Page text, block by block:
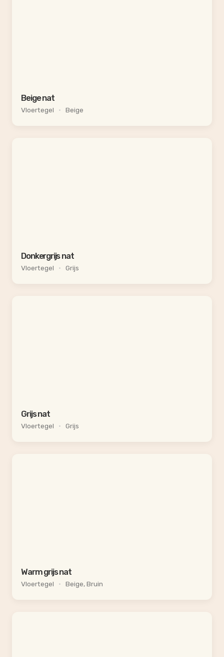
Beige nat
Vloertegel • Beige
Donkergrijs nat
Vloertegel • Grijs
Grijs nat
Vloertegel • Grijs
Warm grijs nat
Vloertegel • Beige, Bruin